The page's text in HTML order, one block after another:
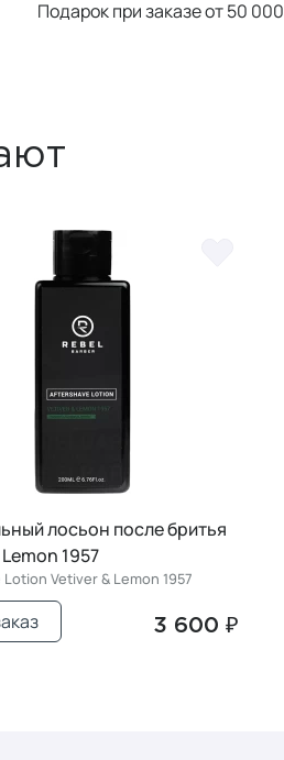
Подарок при заказе от 5000 ₽
лосьон после бритья
1957
Vetiver & Lemon 1957
3 600 ₽